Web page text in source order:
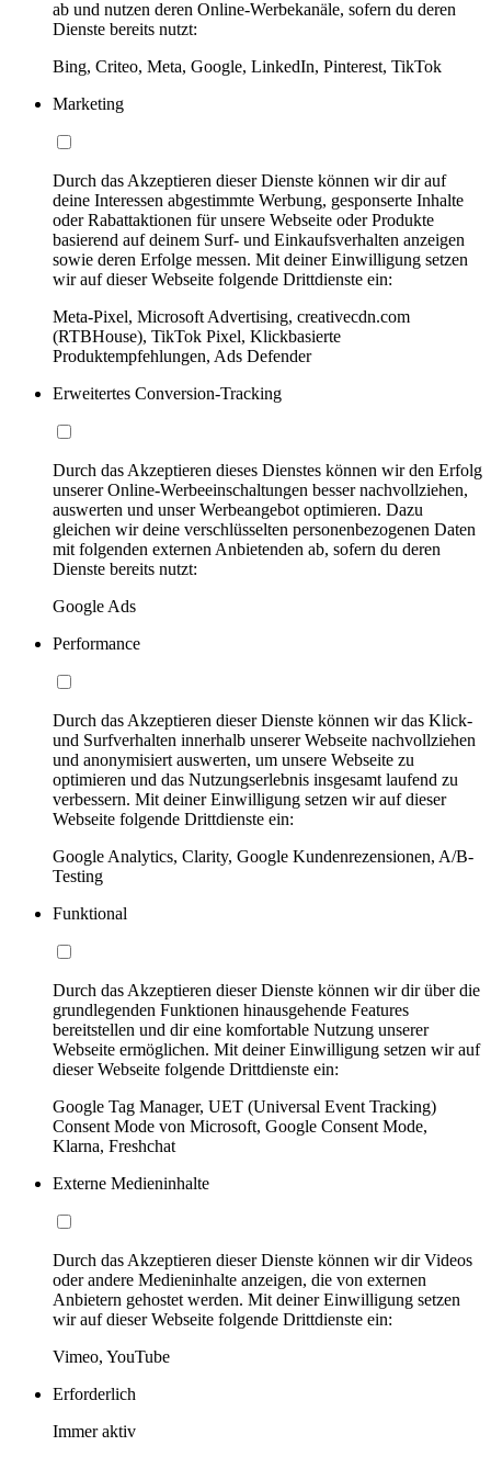
ab und nutzen deren Online-Werbekanäle, sofern du deren
Dienste bereits nutzt:
Bing, Criteo, Meta, Google, LinkedIn, Pinterest, TikTok
Marketing
Durch das Akzeptieren dieser Dienste können wir dir auf
deine Interessen abgestimmte Werbung, gesponserte Inhalte
oder Rabattaktionen für unsere Webseite oder Produkte
basierend auf deinem Surf- und Einkaufsverhalten anzeigen
sowie deren Erfolge messen. Mit deiner Einwilligung setzen
wir auf dieser Webseite folgende Drittdienste ein:
Meta-Pixel, Microsoft Advertising, creativecdn.com
(RTBHouse), TikTok Pixel, Klickbasierte
Produktempfehlungen, Ads Defender
Erweitertes Conversion-Tracking
Durch das Akzeptieren dieses Dienstes können wir den Erfolg
unserer Online-Werbeeinschaltungen besser nachvollziehen,
auswerten und unser Werbeangebot optimieren. Dazu
gleichen wir deine verschlüsselten personenbezogenen Daten
mit folgenden externen Anbietenden ab, sofern du deren
Dienste bereits nutzt:
Google Ads
Performance
Durch das Akzeptieren dieser Dienste können wir das Klick-
und Surfverhalten innerhalb unserer Webseite nachvollziehen
und anonymisiert auswerten, um unsere Webseite zu
optimieren und das Nutzungserlebnis insgesamt laufend zu
verbessern. Mit deiner Einwilligung setzen wir auf dieser
Webseite folgende Drittdienste ein:
Google Analytics, Clarity, Google Kundenrezensionen, A/B-
Testing
Funktional
Durch das Akzeptieren dieser Dienste können wir dir über die
grundlegenden Funktionen hinausgehende Features
bereitstellen und dir eine komfortable Nutzung unserer
Webseite ermöglichen. Mit deiner Einwilligung setzen wir auf
dieser Webseite folgende Drittdienste ein:
Google Tag Manager, UET (Universal Event Tracking)
Consent Mode von Microsoft, Google Consent Mode,
Klarna, Freshchat
Externe Medieninhalte
Durch das Akzeptieren dieser Dienste können wir dir Videos
oder andere Medieninhalte anzeigen, die von externen
Anbietern gehostet werden. Mit deiner Einwilligung setzen
wir auf dieser Webseite folgende Drittdienste ein:
Vimeo, YouTube
Erforderlich
Immer aktiv